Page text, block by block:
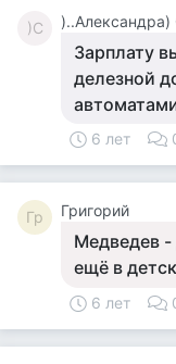
)С
Зарплату
делезной
6 лет
Гр Григорий
Медведев -
ещё в
6 лет